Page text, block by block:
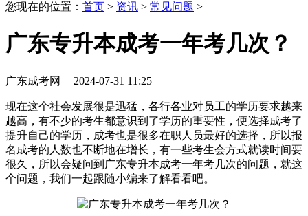
您现在的位置： 首页 > 资讯 > 常见问题 >
广东专升本成考一年考几次？
广东成考网 | 2024-07-31 11:25
现在这个社会发展很是迅猛，各行各业对员工的学历要求越来
越高，有不少的考生都意识到了学历的重要性，便选择成考了
提升自己的学历，成考也是很多在职人员最好的选择，所以报
名成考的人数也不断地在增长，有一些考生会方式就读时间要
很久，所以会疑问到广东专升本成考一年考几次的问题，就这
个问题，我们一起跟随小编来了解看看吧。